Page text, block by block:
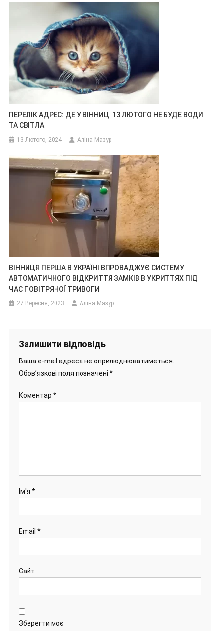
ПЕРЕЛІК АДРЕС: ДЕ У ВІННИЦІ 13 ЛЮТОГО НЕ БУДЕ ВОДИ
ТА СВІТЛА
13 Лютого, 2024 Аліна Мазур
ВІННИЦЯ ПЕРША В УКРАЇНІ ВПРОВАДЖУЄ СИСТЕМУ
АВТОМАТИЧНОГО ВІДКРИТТЯ ЗАМКІВ В УКРИТТЯХ ПІД
ЧАС ПОВІТРЯНОЇ ТРИВОГИ
27 Вересня, 2023 Аліна Мазур
Залишити відповідь
Ваша e-mail адреса не оприлюднюватиметься.
Обов’язкові поля позначені *
Коментар *
Ім'я *
Email *
Сайт
Зберегти моє